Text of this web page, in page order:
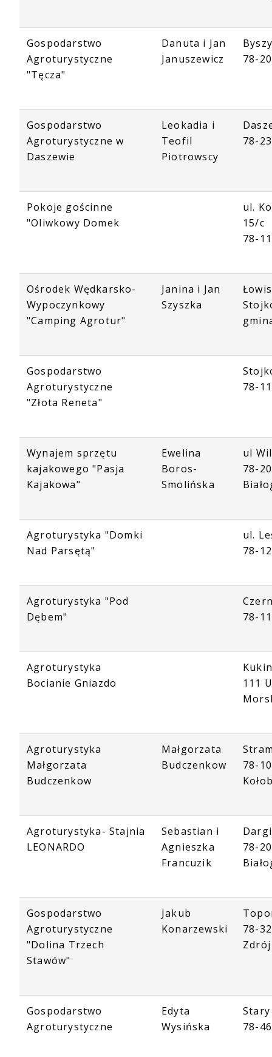
Gospodarstwo
Agroturystyczne
"Tęcza"
Danuta i Jan
Januszewicz
78-
Gospodarstwo
Agroturystyczne w
Daszewie
Leokadia i
Teofil
Piotrowscy
78-
Pokoje gościnne
"Oliwkowy Domek
ul.
15/c
78-
Ośrodek Wędkarsko-
Wypoczynkowy
"Camping Agrotur"
Janina i Jan
Szyszka
Gospodarstwo
Agroturystyczne
"Złota Reneta"
78-
Wynajem sprzętu
kajakowego "Pasja
Kajakowa"
Ewelina
Boros-
Smolińska
ul
78-
Agroturystyka "Domki
Nad Parsętą"
ul.
78-
Agroturystyka "Pod
Dębem"
78-
Agroturystyka
Bocianie Gniazdo
111
Agroturystyka
Małgorzata
Budczenkow
Małgorzata
Budczenkow
78-
Agroturystyka- Stajnia
LEONARDO
Sebastian i
Agnieszka
Francuzik
78-
Gospodarstwo
Agroturystyczne
"Dolina Trzech
Stawów"
Jakub
Konarzewski
78-
Zdrój
Gospodarstwo
Agroturystyczne
Edyta
Wysińska
78-